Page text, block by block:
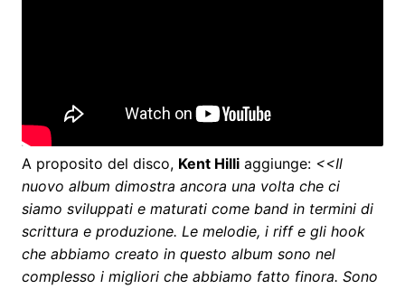
A proposito del disco, Kent Hilliaggiunge: <<Il
nuovo album dimostra ancora una volta che ci
siamo sviluppati e maturati come band in termini di
scrittura e produzione. Le melodie, i riff e gli hook
che abbiamo creato in questo album sono nel
complesso i migliori che abbiamo fatto finora. Sono